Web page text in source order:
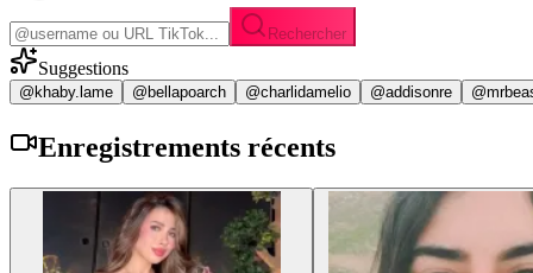
Rechercher
Suggestions
@khaby.lame @bellapoarch @charlidamelio @addisonre
Enregistrements récents